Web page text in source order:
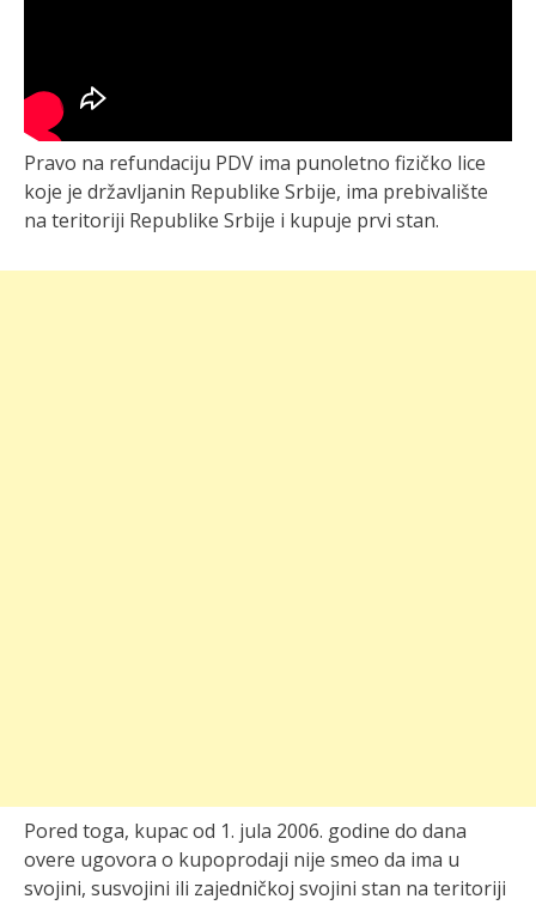
Pravo na refundaciju PDV ima punoletno fizičko lice
koje je državljanin Republike Srbije, ima prebivalište
na teritoriji Republike Srbije i kupuje prvi stan.
Pored toga, kupac od 1. jula 2006. godine do dana
overe ugovora o kupoprodaji nije smeo da ima u
svojini, susvojini ili zajedničkoj svojini stan na teritoriji